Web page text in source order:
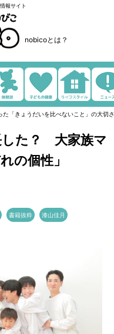
報サイト
nobicoとは？
た「きょうだいを比べないこと」の大切さ
した？ 大家族マ
の個性」
書籍抜粋 漆山佳月